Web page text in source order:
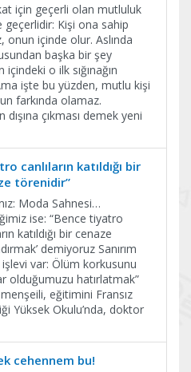
için geçerli olan mutluluk
geçerlidir: Kişi ona sahip
onun içinde olur. Aslında
başka bir şey
o ilk sığınağın
işte bu yüzden, mutlu kişi
farkında olamaz.
çıkması demek yeni
canlıların katıldığı bir
törenidir”
Moda Sahnesi…
ise: “Bence tiyatro
katıldığı bir cenaze
demiyoruz Sanırım
var: Ölüm korkusunu
olduğumuzu hatırlatmak”
eğitimini Fransız
Yüksek Okulu’nda, doktor
cehennem bu!